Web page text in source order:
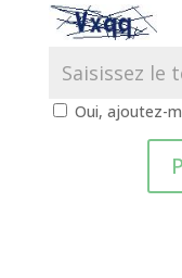
Oui, ajoutez-